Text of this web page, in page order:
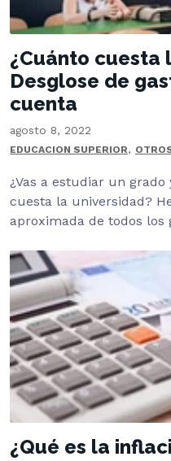
¿Cuánto cuesta
Desglose de
cuenta
agosto 8, 2022
EDUCACION SUPERIOR,
¿Vas a estudiar un
cuesta la universidad?
aproximada de todos los
¿Qué es la